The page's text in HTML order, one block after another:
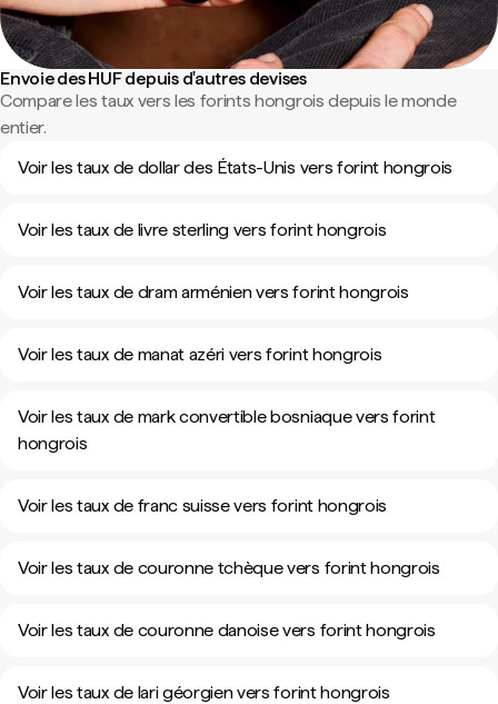
Envoie des HUF depuis d'autres devises
Compare les taux vers les forints hongrois depuis le monde
entier.
Voir les taux de dollar des États-Unis vers forint hongrois
Voir les taux de livre sterling vers forint hongrois
Voir les taux de dram arménien vers forint hongrois
Voir les taux de manat azéri vers forint hongrois
Voir les taux de mark convertible bosniaque vers forint
hongrois
Voir les taux de franc suisse vers forint hongrois
Voir les taux de couronne tchèque vers forint hongrois
Voir les taux de couronne danoise vers forint hongrois
Voir les taux de lari géorgien vers forint hongrois